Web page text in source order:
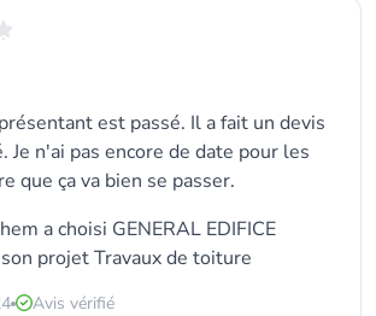
est passé. Il a fait un devis
Je n'ai pas encore de date pour les
que ça va bien se passer.
a choisi GENERAL EDIFICE
projet Travaux de toiture
Avis vérifié